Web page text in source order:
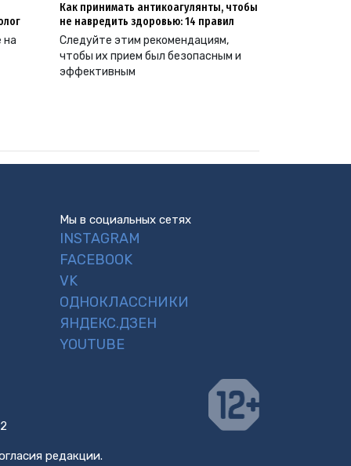
на
Как принимать антикоагулянты, чтобы
не навредить здоровью: 14 правил
Следуйте этим рекомендациям,
чтобы их прием был безопасным и
эффективным
Мы в социальных сетях
INSTAGRAM
FACEBOOK
VK
ОДНОКЛАССНИКИ
ЯНДЕКС.ДЗЕН
YOUTUBE
редакции.